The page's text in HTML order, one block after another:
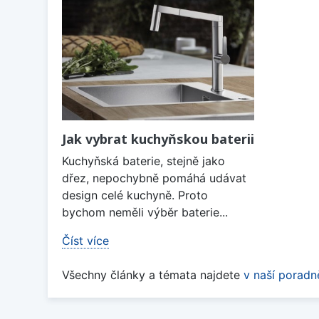
Jak vybrat kuchyňskou baterii
Kuchyňská baterie, stejně jako
dřez, nepochybně pomáhá udávat
design celé kuchyně. Proto
bychom neměli výběr baterie...
Číst více
Všechny články a témata najdete v naší